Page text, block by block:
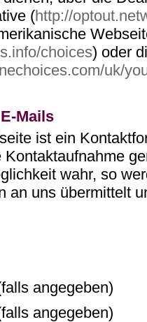
(http://
choices) oder
uk/
Mails
ist ein
wahr, so
an uns übermittelt
angegeben)
angegeben)